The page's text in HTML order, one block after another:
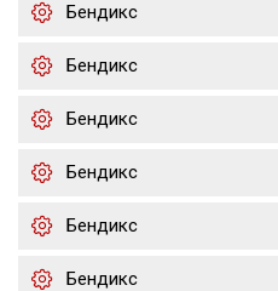
Бендикс
Бендикс
Бендикс
Бендикс
Бендикс
Бендикс